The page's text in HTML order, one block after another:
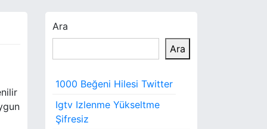
Ara
Ara
1000 Beğeni Hilesi Twitter
Igtv Izlenme Yükseltme
Şifresiz